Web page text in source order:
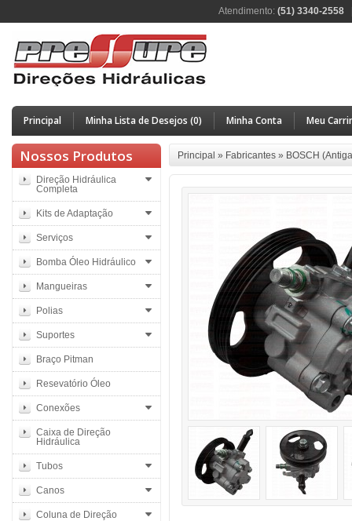
Atendimento: (51) 3340-
Principal Minha Lista de Desejos (0) Minha Conta Meu
Nossos Produtos
Direção Hidráulica
Completa
Kits de Adaptação
Serviços
Bomba Óleo Hidráulico
Mangueiras
Polias
Suportes
Braço Pitman
Resevatório Óleo
Conexões
Caixa de Direção
Hidráulica
Tubos
Canos
Coluna de Direção
Principal » Fabricantes » BOSCH